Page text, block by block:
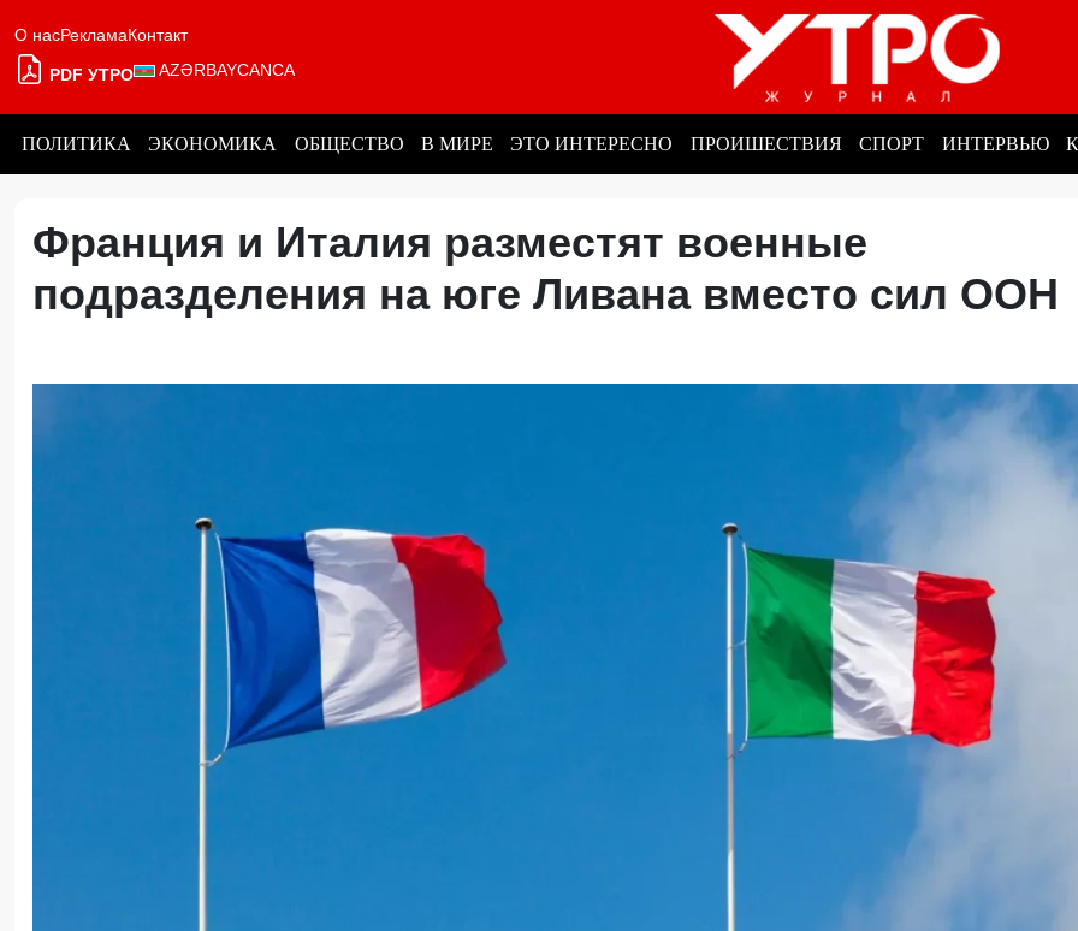
О насРекламаКонтакт
PDF УТРО AZƏRBAYCANCA
ПОЛИТИКА ЭКОНОМИКА ОБЩЕСТВО В МИРЕ ЭТО ИНТЕРЕСНО ПРОИШЕСТВИЯ СПОРТ ИНТЕРВЬЮ
Франция и Италия разместят военные
подразделения на юге Ливана вместо сил ООН